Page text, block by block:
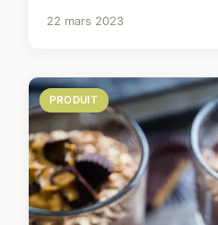
22 mars 2023
PRODUIT